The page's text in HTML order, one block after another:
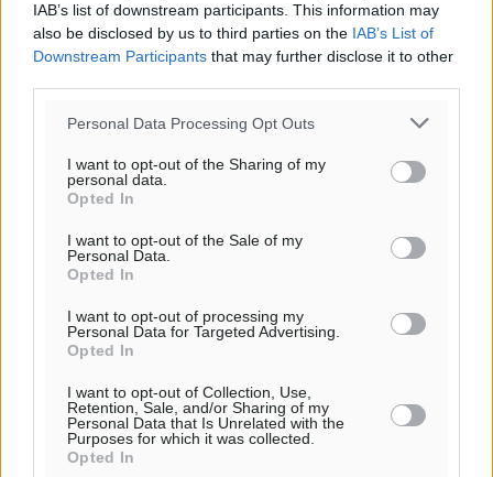
IAB’s list of downstream participants. This information may
also be disclosed by us to third parties on the IAB’s List of
Downstream Participants that may further disclose it to other
Personal Data Processing Opt Outs
I want to opt-out of the Sharing of my
personal data.
Opted In
I want to opt-out of the Sale of my
Personal Data.
Opted In
I want to opt-out of processing my
Personal Data for Targeted Advertising.
Opted In
I want to opt-out of Collection, Use,
Retention, Sale, and/or Sharing of my
Personal Data that Is Unrelated with the
Purposes for which it was collected.
Opted In
Για την μερική αναπαραγωγή της είδησης από άλλες
ιστοσελίδες είναι απαραίτητη η χρήση του παρακάτω
o καιρός τώρα:
°